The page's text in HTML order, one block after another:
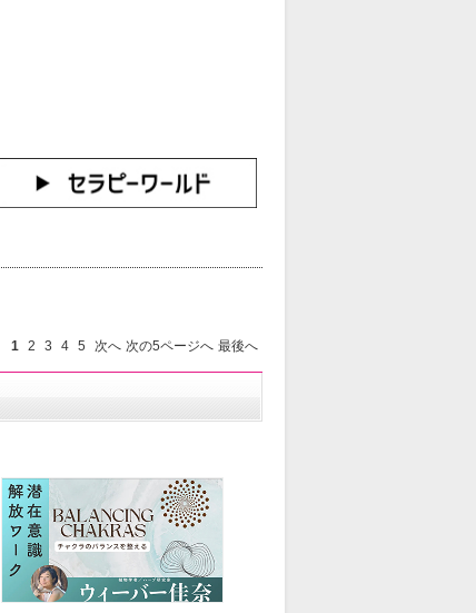
1 2 3 4 5 次へ 次の5ページへ 最後へ